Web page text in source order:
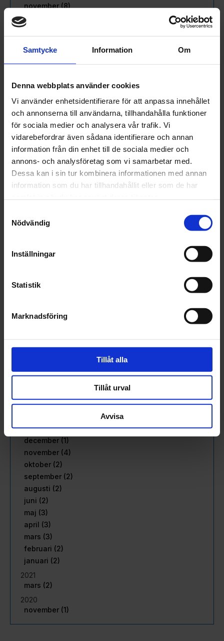
Samtycke Information Om
Denna webbplats använder cookies
Vi använder enhetsidentifierare för att anpassa innehållet
och annonserna till användarna, tillhandahålla funktioner
för sociala medier och analysera vår trafik. Vi
vidarebefordrar även sådana identifierare och annan
information från din enhet till de sociala medier och
annons- och analysföretag som vi samarbetar med.
Dessa kan i sin tur kombinera informationen med annan
information som du har tillhandahållit eller som de har
Nödvändig
Inställningar
Statistik
Marknadsföring
Tillåt alla
Tillåt urval
Avvisa
november (8)
oktober (15)
juli (5)
juni (11)
april (15)
mars (22)
februari (18)
januari (16)
2024
december (32)
november (1)
oktober (1)
september (1)
juni (1)
april (2)
januari (3)
december (5)
september (3)
februari (3)
2022
december (1)
november (4)
oktober (2)
september (2)
augusti (2)
juni (2)
maj (3)
april (3)
mars (3)
februari (2)
januari (2)
2021
mars (2)
2020
november (1)